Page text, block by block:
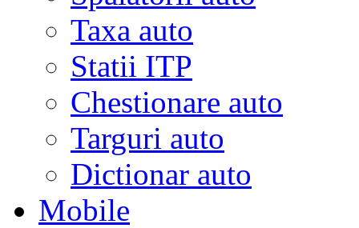
Taxa auto
Statii ITP
Chestionare auto
Targuri auto
Dictionar auto
Mobile